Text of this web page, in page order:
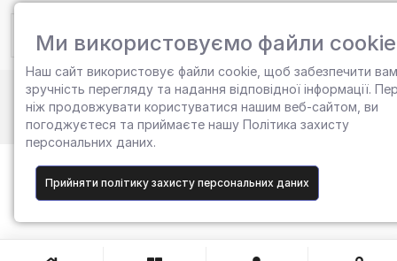
Ми використовуємо файли cookie
Наш сайт використовує файли cookie, щоб забезпечити вам
зручність перегляду та надання відповідної інформації.
ніж продовжувати користуватися нашим веб-сайтом, ви
погоджуєтеся та приймаєте нашу Політика захисту
персональних даних.
Прийняти політику захисту персональних даних
Copyright © 2026, Всі права захищені